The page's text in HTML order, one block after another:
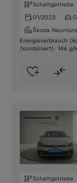
Schaltgetriebe
01/2023
Škoda
Energieverbrauch
(kombiniert): 146 g/
Schaltgetriebe